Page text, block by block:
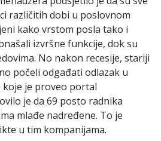
različitih dobi u poslovnom
kako vrstom posla tako i
izvršne funkcije, dok su
No nakon recesije, stariji
počeli odgađati odlazak u
je proveo portal
je da 69 posto radnika
mlađe nadređene. To je
u tim kompanijama.